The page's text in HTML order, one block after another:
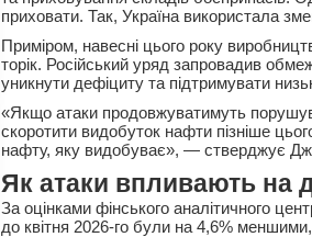
приховати. Так, Україна використала
Приміром, навесні цього року
торік. Російський уряд запровадив
уникнути дефіциту та підтримувати
«Якщо атаки продовжуватимуть
скоротити видобуток нафти пізніше
нафту, яку видобуває», — стверджує
Як атаки впливають на
За оцінками фінського аналітичного
до квітня 2026-го були на 4,6%